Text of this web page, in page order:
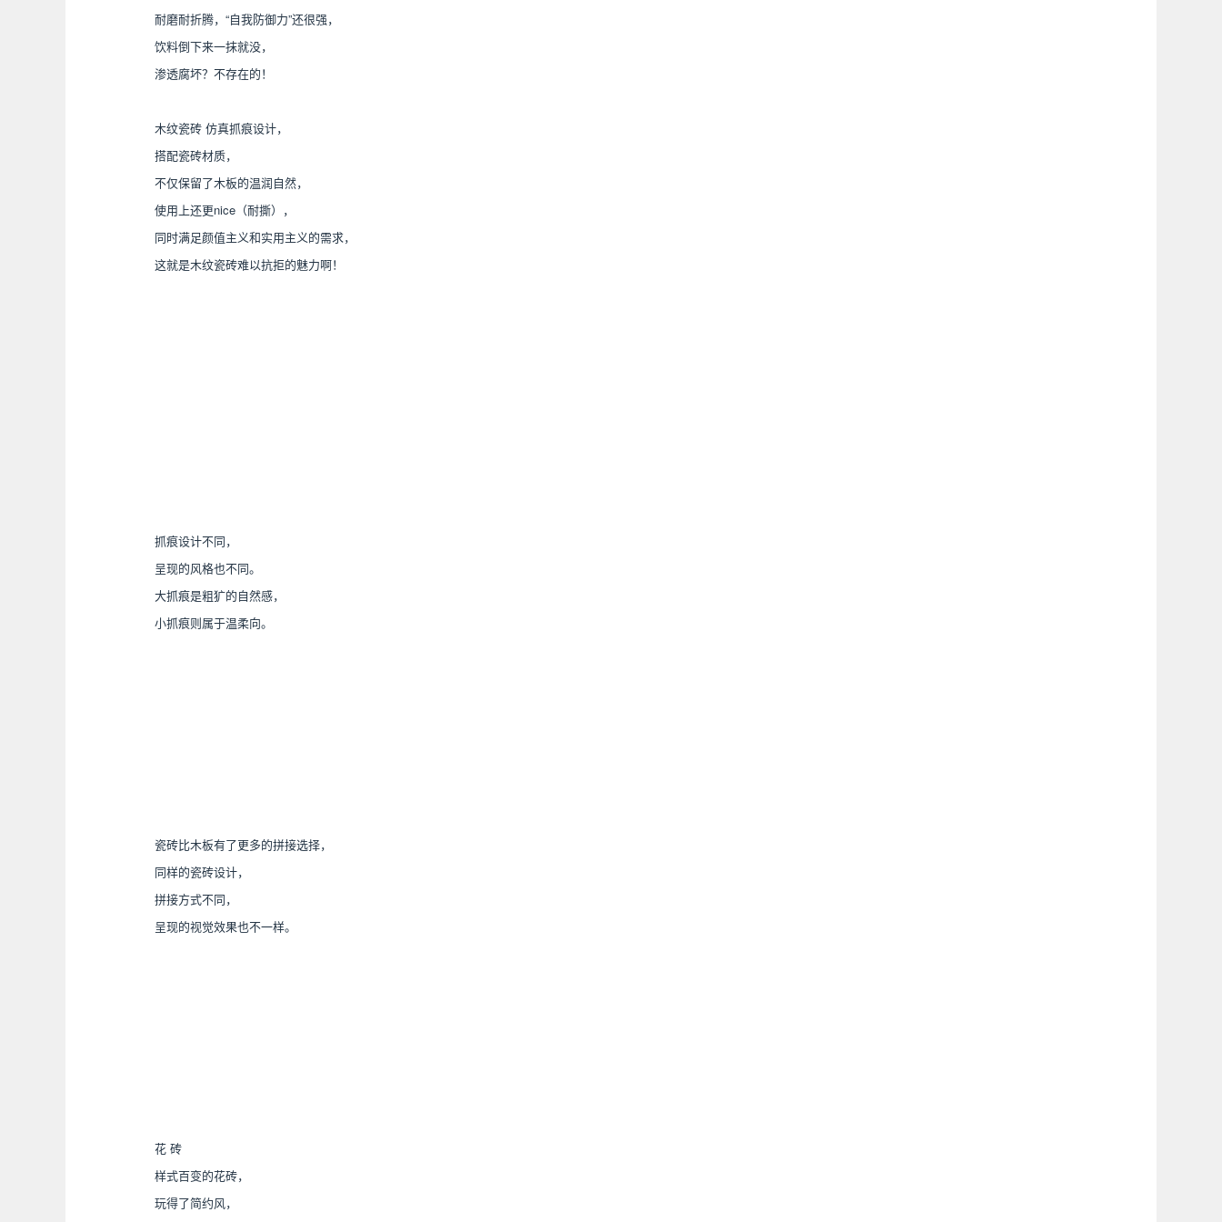
耐磨耐折腾，“自我防御力”还很强，
饮料倒下来一抹就没，
渗透腐坏？不存在的！
木纹瓷砖 仿真抓痕设计，
搭配瓷砖材质，
不仅保留了木板的温润自然，
使用上还更nice（耐撕），
同时满足颜值主义和实用主义的需求，
这就是木纹瓷砖难以抗拒的魅力啊！
抓痕设计不同，
呈现的风格也不同。
大抓痕是粗犷的自然感，
小抓痕则属于温柔向。
瓷砖比木板有了更多的拼接选择，
同样的瓷砖设计，
拼接方式不同，
呈现的视觉效果也不一样。
花 砖
样式百变的花砖，
玩得了简约风，